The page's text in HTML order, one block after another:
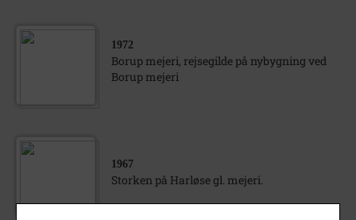
1972
Borup mejeri, rejsegilde på nybygning ved
Borup mejeri
1967
Storken på Harløse gl. mejeri.